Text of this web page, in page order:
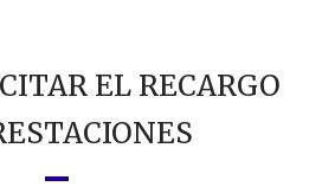
EL RECARGO